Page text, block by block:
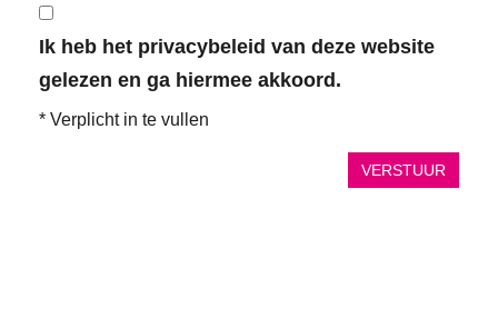
Ik heb het privacybeleid van deze website
gelezen en ga hiermee akkoord.
* Verplicht in te vullen